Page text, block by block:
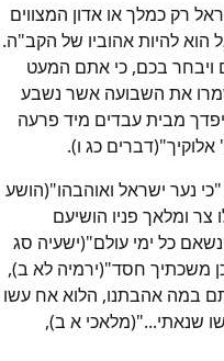
רק כמלך או אדון המצווים
להיות אהוביו של הקב"ה.
בכם, כי אתם המעט
את השבועה אשר נשבע
מבית עבדים מיד פרעה
כג ו).
נער ישראל ואוהבהו"(הושע
צר ומלאך פניו הושיעם
כל ימי עולם"(ישעיה סג
משכתיך חסד"(ירמיה לא ב),
במה אהבתנו, הלוא אח עשו
שנאתי..."(מלאכי א ב),